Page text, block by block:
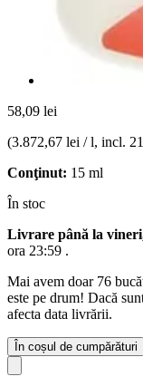
58,09 lei
(3.872,67 lei / l, incl.
Conţinut: 15 ml
În stoc
Livrare până la
ora 23:59 .
Mai avem doar 76
este pe drum! Dacă
afecta data livrării.
În coșul de cumpărături